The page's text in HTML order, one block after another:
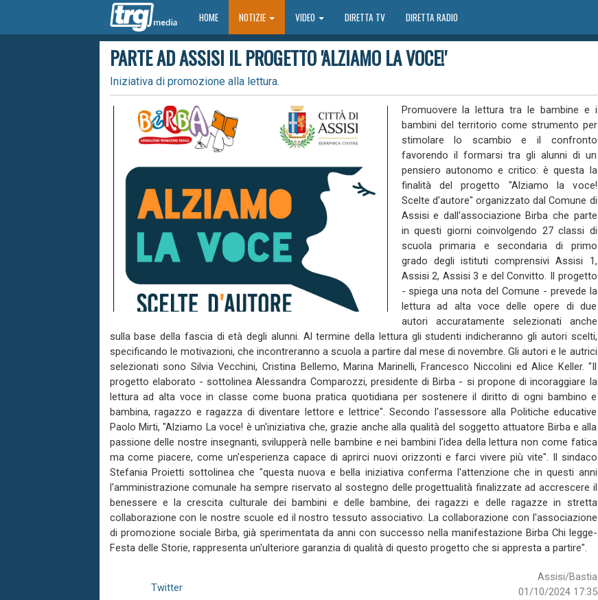
HOMEHOME NOTIZIE VIDEO DIRETTA TV DIRETTA RADIO
PARTE AD ASSISI IL PROGETTO 'ALZIAMO LA VOCE!'
Iniziativa di promozione alla lettura.
Promuovere la lettura tra le bambine e i
bambini del territorio come strumento per
stimolare lo scambio e il confronto
favorendo il formarsi tra gli alunni di un
pensiero autonomo e critico: è questa la
finalità del progetto "Alziamo la voce!
Scelte d'autore" organizzato dal Comune di
Assisi e dall'associazione Birba che parte
in questi giorni coinvolgendo 27 classi di
scuola primaria e secondaria di primo
grado degli istituti comprensivi Assisi 1,
Assisi 2, Assisi 3 e del Convitto. Il progetto
- spiega una nota del Comune - prevede la
lettura ad alta voce delle opere di due
autori accuratamente selezionati anche
sulla base della fascia di età degli alunni. Al termine della lettura gli studenti indicheranno gli autori scelti,
specificando le motivazioni, che incontreranno a scuola a partire dal mese di novembre. Gli autori e le autrici
selezionati sono Silvia Vecchini, Cristina Bellemo, Marina Marinelli, Francesco Niccolini ed Alice Keller. "Il
progetto elaborato - sottolinea Alessandra Comparozzi, presidente di Birba - si propone di incoraggiare la
lettura ad alta voce in classe come buona pratica quotidiana per sostenere il diritto di ogni bambino e
bambina, ragazzo e ragazza di diventare lettore e lettrice". Secondo l'assessore alla Politiche educative
Paolo Mirti, "Alziamo La voce! è un'iniziativa che, grazie anche alla qualità del soggetto attuatore Birba e alla
passione delle nostre insegnanti, svilupperà nelle bambine e nei bambini l'idea della lettura non come fatica
ma come piacere, come un'esperienza capace di aprirci nuovi orizzonti e farci vivere più vite". Il sindaco
Stefania Proietti sottolinea che "questa nuova e bella iniziativa conferma l'attenzione che in questi anni
l'amministrazione comunale ha sempre riservato al sostegno delle progettualità finalizzate ad accrescere il
benessere e la crescita culturale dei bambini e delle bambine, dei ragazzi e delle ragazze in stretta
collaborazione con le nostre scuole ed il nostro tessuto associativo. La collaborazione con l'associazione
di promozione sociale Birba, già sperimentata da anni con successo nella manifestazione Birba Chi legge-
Festa delle Storie, rappresenta un'ulteriore garanzia di qualità di questo progetto che si appresta a partire".
Assisi/Bastia
01/10/2024 17:35
Twitter